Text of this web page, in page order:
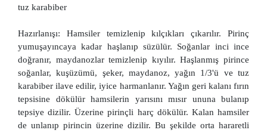
tuz karabiber
Hazırlanışı: Hamsiler temizlenip kılçıkları çıkarılır. Pirinç
yumuşayıncaya kadar haşlanıp süzülür. Soğanlar inci ince
doğranır, maydanozlar temizlenip kıyılır. Haşlanmış pirince
soğanlar, kuşüzümü, şeker, maydanoz, yağın 1/3'ü ve tuz
karabiber ilave edilir, iyice harmanlanır. Yağın geri kalanı fırın
tepsisine dökülür hamsilerin yarısını mısır ununa bulanıp
tepsiye dizilir. Üzerine pirinçli harç dökülür. Kalan hamsiler
de unlanıp pirincin üzerine dizilir. Bu şekilde orta hararetli